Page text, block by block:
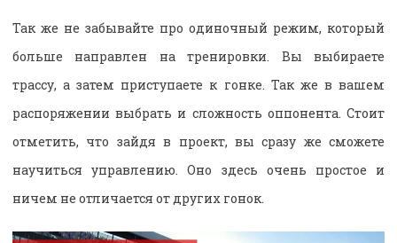
Так же не забывайте про одиночный режим, который
больше направлен на тренировки. Вы выбираете
трассу, а затем приступаете к гонке. Так же в вашем
распоряжении выбрать и сложность оппонента. Стоит
отметить, что зайдя в проект, вы сразу же сможете
научиться управлению. Оно здесь очень простое и
ничем не отличается от других гонок.